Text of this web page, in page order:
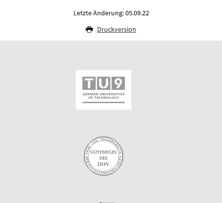
Letzte Änderung: 05.09.22
Druckversion